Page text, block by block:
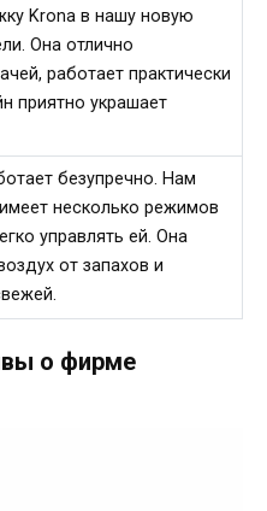
Krona в нашу новую
Она отлично
работает практически
приятно украшает
безупречно. Нам
несколько режимов
управлять ей. Она
от запахов и
о фирме